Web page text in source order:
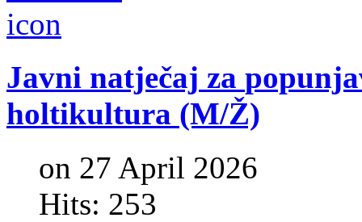
Javni natječaj za
holtikultura (M/Ž)
on 27 April 2026
Hits: 253